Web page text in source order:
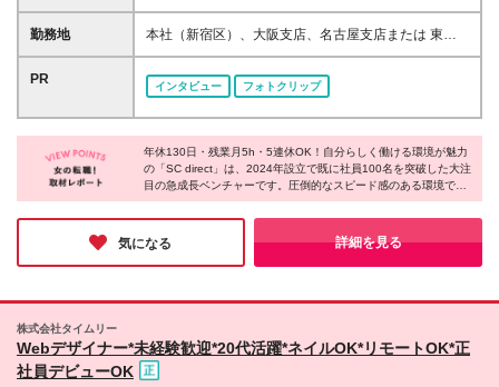
までの経験は一切問いませんが、 WebやIT業界に興味
がある方は大歓迎です♪
与 【大阪】 月給22万円～50万円＋各種手当＋決算賞
与 【愛知】 月給21.5万円～50万円＋各種手当＋決算
円＋各種手当＋決算賞与 【即戦力枠】 月給30万円～
件の差異はありません。 ※残業代は別途支給です。
勤務地
本社（新宿区）、大阪支店、名古屋支店または 東
京・神奈川・千葉・埼玉・愛知・大阪・福岡をはじ
め、 全国のプロジェクト先の勤務となります。 ※23
区内のプロジェクトが中心です。 ※ご希望を考慮して
配属先を決定します。 ※転居を伴う転勤はありませ
ん。 【本社】 東京都新宿区西新宿3-9-7 フロンティア
新宿タワー3F 【大阪支店】 大阪府大阪市北区梅田1
丁目12番12号 東京建物梅田ビル12階 【名古屋支店】
愛知県名古屋市西区名駅二丁目27番8号 名古屋プライ
ート（完全在宅勤務）も可能です！ (変更の範囲)上記
を除く当社関連勤務地
PR
インタビュー フォトクリップ
年休130日・残業月5h・5連休OK！自分らしく働ける環境が魅力
の「SC direct」は、2024年設立で既に社員100名を突破した大注
目の急成長ベンチャーです。圧倒的なスピード感のある環境で、
会社の飛躍と共に理想のキャリアを描けます！若手からコアメン
バーとして活躍できる絶好のチャンス◎ワークライフバランスと
やりがいあるキャリアの両方を、ぜひ同社で叶えてみませんか？
気になる 詳細を見る
株式会社タイムリー
Webデザイナー*未経験歓迎*20代活躍*ネイルOK*リモートOK*正
社員デビューOK